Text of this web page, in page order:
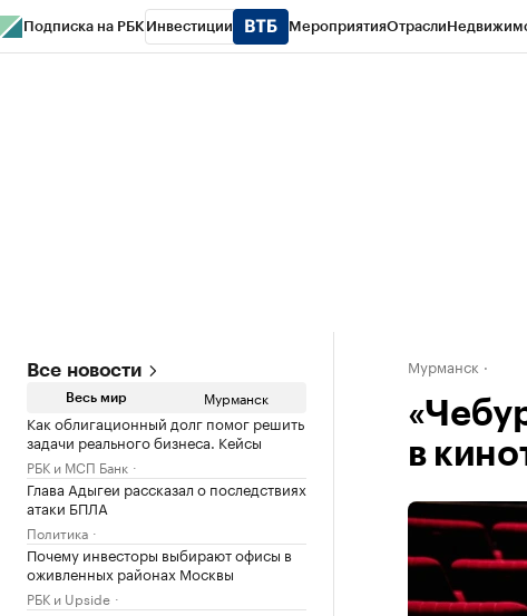
Подписка на РБК Инвестиции МероприятияОтрасли
Все новости
Весь мир Мурманск
Как облигационный долг помог решить
задачи реального бизнеса. Кейсы
РБК и МСП Банк
Глава Адыгеи рассказал о последствиях
атаки БПЛА
Политика
Почему инвесторы выбирают офисы в
оживленных районах Москвы
РБК и Upside
Мурманск
в